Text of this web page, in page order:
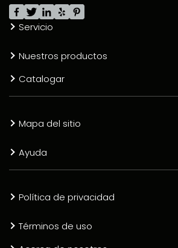
Servicio
Nuestros productos
Catalogar
Mapa del sitio
Ayuda
Política de privacidad
Términos de uso